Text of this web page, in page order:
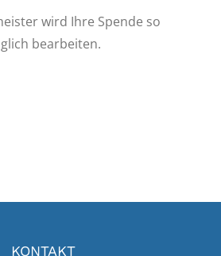
wird Ihre Spende so
bearbeiten.
KONTAKT